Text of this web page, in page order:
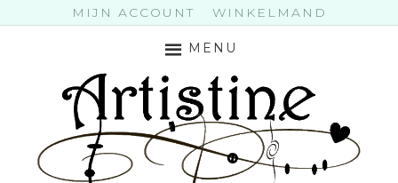
MIJN ACCOUNT WINKELMAND
MENU